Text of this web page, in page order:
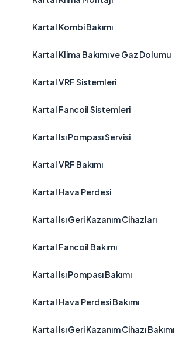
Kartal Kombi Bakımı
Kartal Klima Bakımı ve Gaz Dolumu
Kartal VRF Sistemleri
Kartal Fancoil Sistemleri
Kartal Isı Pompası Servisi
Kartal VRF Bakımı
Kartal Hava Perdesi
Kartal Isı Geri Kazanım Cihazları
Kartal Fancoil Bakımı
Kartal Isı Pompası Bakımı
Kartal Hava Perdesi Bakımı
Kartal Isı Geri Kazanım Cihazı Bakımı